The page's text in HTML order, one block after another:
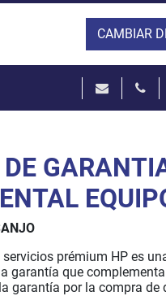
CAMBIAR
servicios prémium HP es
garantía que
garantía por la compra de